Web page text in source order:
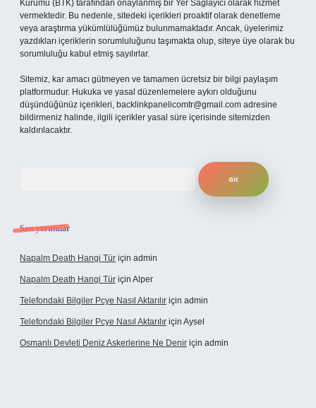
Kurumu (BTK) tarafından onaylanmış bir Yer Sağlayıcı olarak hizmet
vermektedir. Bu nedenle, sitedeki içerikleri proaktif olarak denetleme
veya araştırma yükümlülüğümüz bulunmamaktadır. Ancak, üyelerimiz
yazdıkları içeriklerin sorumluluğunu taşımakta olup, siteye üye olarak bu
sorumluluğu kabul etmiş sayılırlar.
Sitemiz, kar amacı gütmeyen ve tamamen ücretsiz bir bilgi paylaşım
platformudur. Hukuka ve yasal düzenlemelere aykırı olduğunu
düşündüğünüz içerikleri, backlinkpanelicomtr@gmail.com adresine
bildirmeniz halinde, ilgili içerikler yasal süre içerisinde sitemizden
kaldırılacaktır.
Son yorumlar
Napalm Death Hangi Tür için admin
Napalm Death Hangi Tür için Alper
Telefondaki Bilgiler Pcye Nasıl Aktarılır için admin
Telefondaki Bilgiler Pcye Nasıl Aktarılır için Aysel
Osmanlı Devleti Deniz Askerlerine Ne Denir için admin